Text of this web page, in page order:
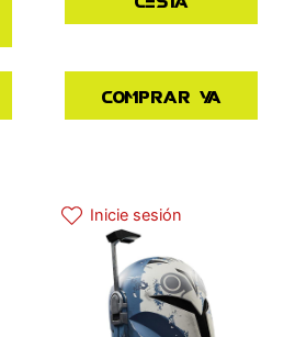
Comprar ya
Inicie sesión